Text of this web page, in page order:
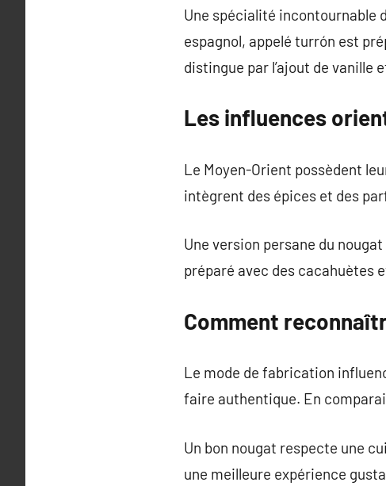
Une spécialité incontournable
espagnol, appelé turrón est
distingue par l’ajout de vanille
Les influences
Le Moyen-Orient possèdent
intègrent des épices et des
Une version persane du
préparé avec des cacahuètes
Comment
Le mode de fabrication
faire authentique. En
Un bon nougat respecte une
une meilleure expérience